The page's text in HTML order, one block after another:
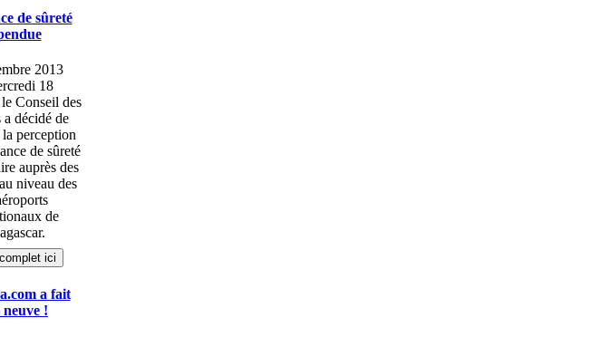
de sûreté
2013
18
Conseil des
a décidé de
la perception
de sûreté
auprès des
niveau des
de
ici
a fait
neuve !